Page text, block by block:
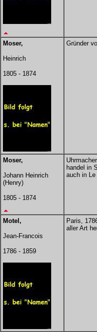
Moser,
Heinrich
1805 - 1874
Gründer
Moser,
Johann Heinrich
(Henry)
1805 - 1874
handel in
auch in
Motel,
Jean-Francois
1786 - 1859
Paris,
aller Art